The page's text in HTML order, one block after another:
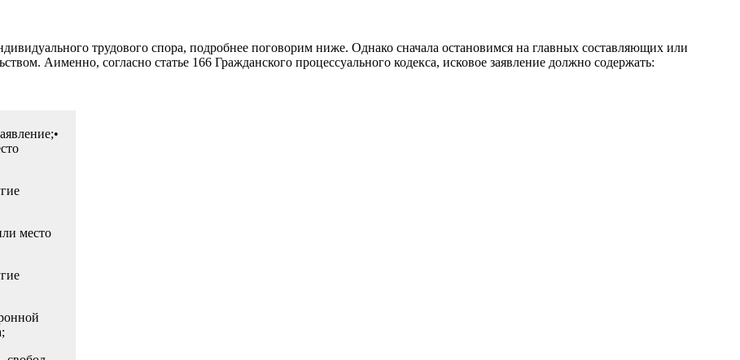
трудового спора, подробнее поговорим ниже. Однако сначала остановимся на главных составляю­щих или
Аименно, согласно статье 166 Гражданского процессу­ального кодекса, исковое заявление должно содержать:
место